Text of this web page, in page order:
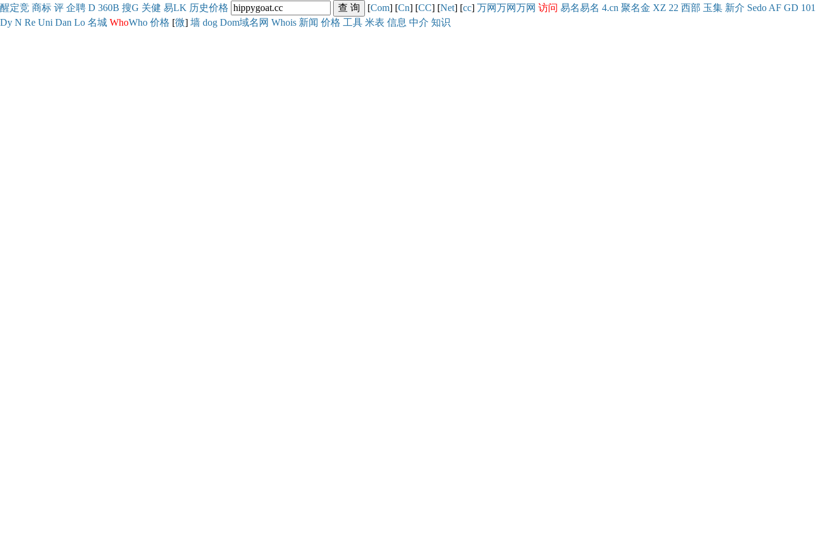
醒定竞 商标 评 企聘 D 360B 搜G 关健 易LK 历史价格 [Com] [Cn] [CC] [Net] [cc] 万网万网万网 访问 易名易名 4.cn 聚名金 XZ 22 西部 玉集 新介 Sedo AF GD 101
Dy N Re Uni Dan Lo 名城 WhoWho 价格 [微] 墙 dog Dom域名网 Whois 新闻 价格 工具 米表 信息 中介 知识